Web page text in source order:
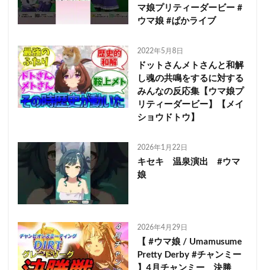
マ娘プリティーダービー #
ウマ娘 #ぱかライブ
2022年5月8日
ドットさんメトさんと和解
し魂の共鳴をするに対する
みんなの反応集【ウマ娘プ
リティーダービー】【メイ
ショウドトウ】
2026年1月22日
キセキ 温泉演出 #ウマ
娘
2026年4月29日
【 #ウマ娘 / Umamusume
Pretty Derby #チャンミー
】4月チャンミー 決勝